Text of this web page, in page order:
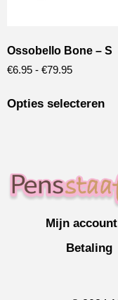
Ossobello Bone – S
€6.95 - €79.95
Opties selecteren
Mijn account
Betaling